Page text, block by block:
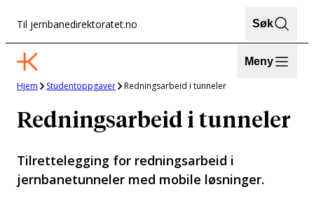
innhold
Til jernbanedirektoratet.no Søk
Meny
Hjem Studentoppgaver Redningsarbeid i tunneler
Redningsarbeid i tunneler
Tilrettelegging for redningsarbeid i
jernbanetunneler med mobile løsninger.